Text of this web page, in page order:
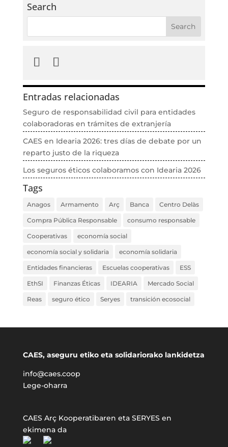
Search
Entradas relacionadas
Seguro de responsabilidad civil para entidades
colaboradoras en trámites de extranjería
CAES en Idearia 2026: tres días de debate por un
reparto justo de la riqueza
Los seguros éticos colaboramos con Idearia 2026
Tags
Anagos Armamento Arç Banca Centro Delàs
Compra Pública Responsable consumo responsable
Cooperativas economía social
economía social y solidaria economía solidaria
Entidades financieras Escuelas cooperativas ESS
EthSI Finanzas Éticas IDEARIA Mercado Social
Reas seguro ético Seryes transición ecosocial
CAES, aseguru etiko eta solidariorako lankidetza
info@caes.coop
Lege-oharra
CAES Arç Kooperatibaren eta SERYES en
ekimena da